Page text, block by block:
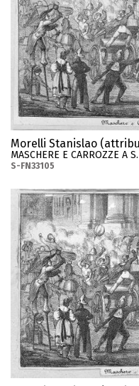
Morelli Stanislao
MASCHERE E CARROZZE A
S-FN33105